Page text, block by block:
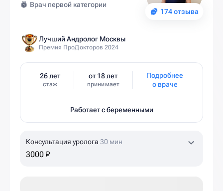
174 отзыва
Врач первой категории
Лучший Андролог Москвы
Премия ПроДокторов 2024
26 лет
стаж
от 18 лет
принимает
Подробнее
о враче
Работает с беременными
Консультация уролога 30 мин
3000 ₽